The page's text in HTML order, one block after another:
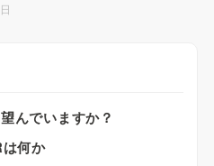
んでいますか？
何か